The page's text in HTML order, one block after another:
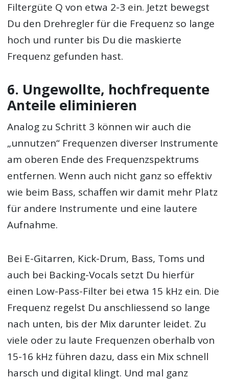
Filtergüte Q von etwa 2-3 ein. Jetzt bewegst
Du den Drehregler für die Frequenz so lange
hoch und runter bis Du die maskierte
Frequenz gefunden hast.
6. Ungewollte, hochfrequente
Anteile eliminieren
Analog zu Schritt 3 können wir auch die
„unnutzen“ Frequenzen diverser Instrumente
am oberen Ende des Frequenzspektrums
entfernen. Wenn auch nicht ganz so effektiv
wie beim Bass, schaffen wir damit mehr Platz
für andere Instrumente und eine lautere
Aufnahme.
Bei E-Gitarren, Kick-Drum, Bass, Toms und
auch bei Backing-Vocals setzt Du hierfür
einen Low-Pass-Filter bei etwa 15 kHz ein. Die
Frequenz regelst Du anschliessend so lange
nach unten, bis der Mix darunter leidet. Zu
viele oder zu laute Frequenzen oberhalb von
15-16 kHz führen dazu, dass ein Mix schnell
harsch und digital klingt. Und mal ganz